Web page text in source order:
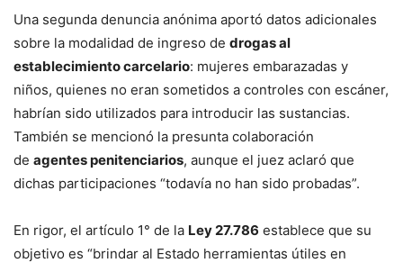
Una segunda denuncia anónima aportó datos adicionales
sobre la modalidad de ingreso de drogas al
establecimiento carcelario: mujeres embarazadas y
niños, quienes no eran sometidos a controles con escáner,
habrían sido utilizados para introducir las sustancias.
También se mencionó la presunta colaboración
de agentes penitenciarios, aunque el juez aclaró que
dichas participaciones “todavía no han sido probadas”.
En rigor, el artículo 1° de la Ley 27.786 establece que su
objetivo es “brindar al Estado herramientas útiles en